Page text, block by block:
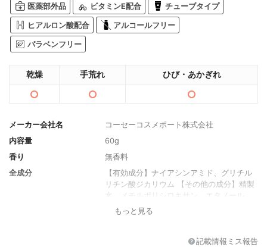
医薬部外品 ビタミンE配合 チューブタイプ
ヒアルロン酸配合 アルコールフリー
パラベンフリー
乾燥 手荒れ ひび・あかぎれ
メーカー会社名
コーセーコスメポート株式会社
内容量
60g
香り
無香料
全成分
【有効成分】ナイアシンアミド、グリチル
リチン酸ジカリウム 【その他の成分】精製
水、メチルポリシロキサン、エタノール、
濃グリセリン、ワセリン、リンゴ酸ジイソ
ヒドロスフィンゴシン、dl－α－トコフェロ
もっと見る
記載情報ミス報告